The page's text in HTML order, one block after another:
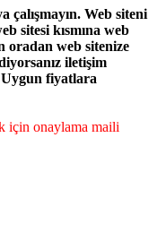
Web siteni
sitesi kısmına web
oradan web sitenize
iletişim
Uygun fiyatlara
için onaylama maili